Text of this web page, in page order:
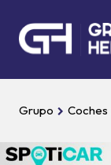
Grupo Coches